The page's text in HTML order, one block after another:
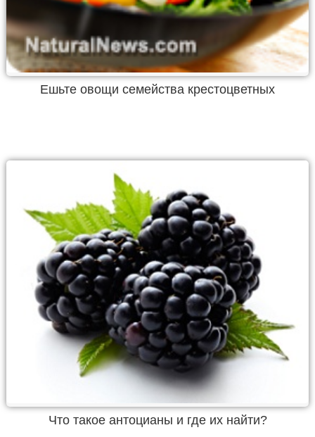
Ешьте овощи семейства крестоцветных
Что такое антоцианы и где их найти?